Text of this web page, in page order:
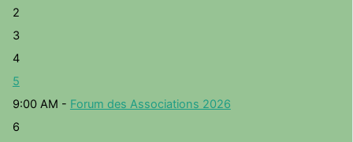
2
3
4
5
9:00 AM - Forum des Associations 2026
6